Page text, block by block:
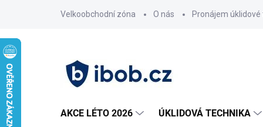
Velkoobchodní zóna O nás Pronájem
AKCE LÉTO 2026 ÚKLIDOVÁ TECHNIKA